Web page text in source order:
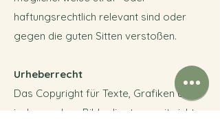
haftungsrechtlich relevant sind oder
gegen die guten Sitten verstoßen.
Urheberrecht
Das Copyright für Texte, Grafiken und
insbesondere Bilder liegt, soweit nicht